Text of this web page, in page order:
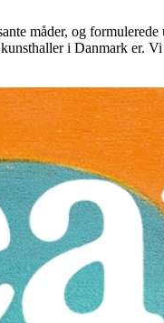
måder, og
i Danmark